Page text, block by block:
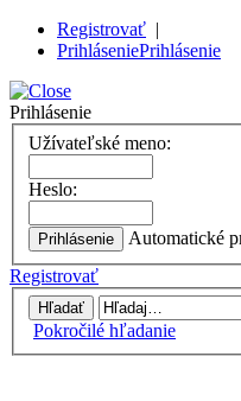
Registrovať |
PrihláseniePrihlásenie
Prihlásenie
Užívateľské meno:
Heslo:
Automatické
Registrovať
Pokročilé hľadanie